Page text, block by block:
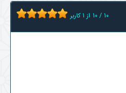
10 / 10 از 1کاربر